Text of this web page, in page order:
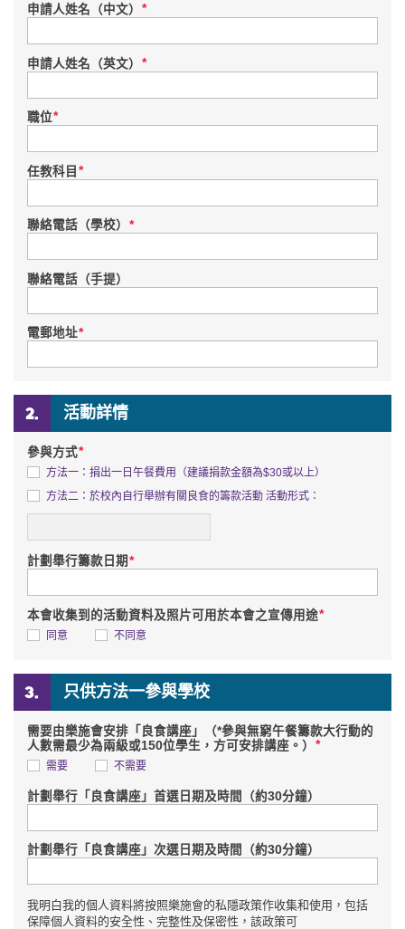
申請人姓名（中文） *
申請人姓名（英文） *
職位*
任教科目 *
聯絡電話（學校） *
聯絡電話（手提）
電郵地址*
活動詳情
參與方式*
方法一：捐出一日午餐費用（建議捐款金額為$30或以上）
方法二：於校內自行舉辦有關良食的籌款活動 活動形式：
計劃舉行籌款日期 *
本會收集到的活動資料及照片可用於本會之宣傳用途*
同意 不同意
只供方法一參與學校
需要由樂施會安排「良食講座」（*參與無窮午餐籌款大行動的
人數需最少為兩級或150位學生，方可安排講座。） *
需要 不需要
計劃舉行「良食講座」首選日期及時間（約30分鐘）
計劃舉行「良食講座」次選日期及時間（約30分鐘）
我明白我的個人資料將按照樂施會的私隱政策作收集和使用，包括
保障個人資料的安全性、完整性及保密性，該政策可